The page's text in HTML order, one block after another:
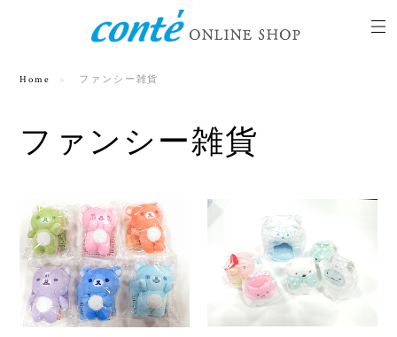
Home ファンシー雑貨
ファンシー雑貨